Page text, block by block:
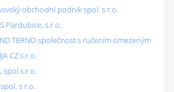
obchodní podnik spol. s r.o.
Pardubice, s.r.o.
TERNO společnost s ručením omezeným
CZ s.r.o.
spol.s.r.o.
spol. s r.o.